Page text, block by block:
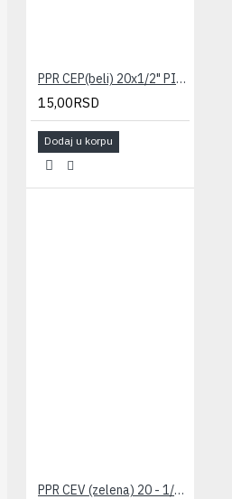
PPR CEP(beli) 20x1/2" PILSA
15,00RSD
Dodaj u korpu
PPR CEV (zelena) 20 - 1/2" PESTAN